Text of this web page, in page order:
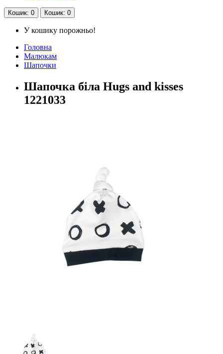
Кошик: 0 Кошик: 0
У кошику порожньо!
Головна
Малюкам
Шапочки
Шапочка біла Hugs and kisses
1221033